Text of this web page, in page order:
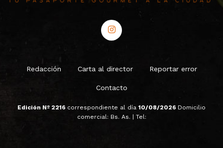
Redacción Carta al director Reportar error
Contacto
Edición Nº 2216 correspondiente al día 10/08/2026 Domicilio
comercial: Bs. As. | Tel: